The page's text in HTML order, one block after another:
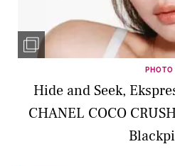
PHOTO
Hide and Seek,
CHANEL COCO